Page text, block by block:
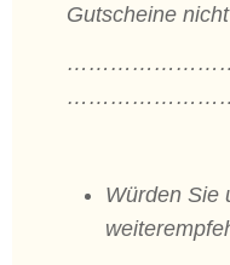
Gutscheine
Würden Sie